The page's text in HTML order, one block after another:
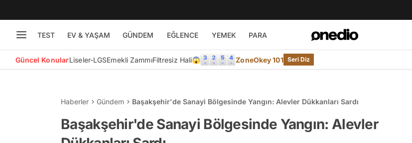
TEST EV & YAŞAM GÜNDEM EĞLENCE YEMEK PARA
Güncel KonularLiseler-LGSEmekli ZammıFiltresiz Hali😱 ZoneOkey 101 Seri Diz
Haberler Gündem Başakşehir'de Sanayi Bölgesinde Yangın: Alevler Dükkanları Sardı
Başakşehir'de Sanayi Bölgesinde Yangın: Alevler